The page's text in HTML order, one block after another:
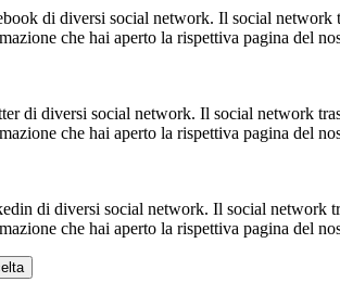
di diversi social network. Il social
che hai aperto la rispettiva pagina del
di diversi social network. Il social network
che hai aperto la rispettiva pagina del
di diversi social network. Il social network
che hai aperto la rispettiva pagina del